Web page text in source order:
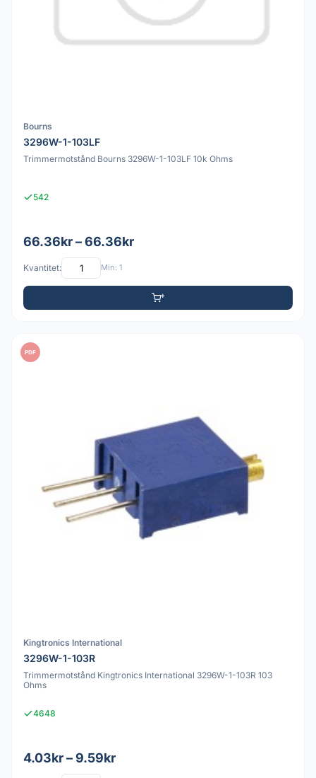
Bourns
3296W-1-103LF
Trimmermotstånd Bourns 3296W-1-103LF 10k Ohms
542
66.36kr – 66.36kr
Kvantitet: Min: 1
PDF
Kingtronics International
3296W-1-103R
Trimmermotstånd Kingtronics International 3296W-1-103R 103
Ohms
4648
4.03kr – 9.59kr